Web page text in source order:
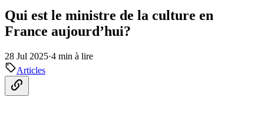
Qui est le ministre de la culture en
France aujourd’hui?
28 Jul 2025·4 min à lire
Articles